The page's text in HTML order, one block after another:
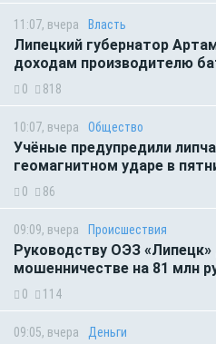
11:07, вчера Власть
Липецкий губернатор
доходам производителю
0 818
10:07, вчера Общество
Учёные предупредили
геомагнитном ударе в
0 86
09:09, вчера Происшествия
Руководству ОЭЗ
мошенничестве на 81 млн
0 114
09:05, вчера Деньги